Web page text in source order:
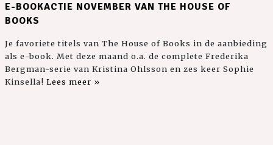
E-BOOKACTIE NOVEMBER VAN THE HOUSE OF
BOOKS
Je favoriete titels van The House of Books in de aanbieding
als e-book. Met deze maand o.a. de complete Frederika
Bergman-serie van Kristina Ohlsson en zes keer Sophie
Kinsella! Lees meer »